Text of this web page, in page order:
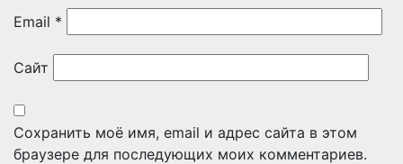
Email *
Сайт
Сохранить моё имя, email и адрес сайта в этом
браузере для последующих моих комментариев.